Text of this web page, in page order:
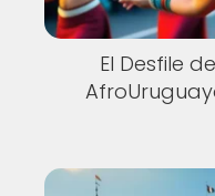
El Desfile